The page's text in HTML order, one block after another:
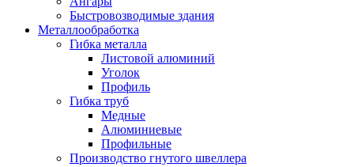
Быстровозводимые здания
Металлообработка
Гибка металла
Листовой алюминий
Уголок
Профиль
Гибка труб
Медные
Алюминиевые
Профильные
Производство гнутого швеллера